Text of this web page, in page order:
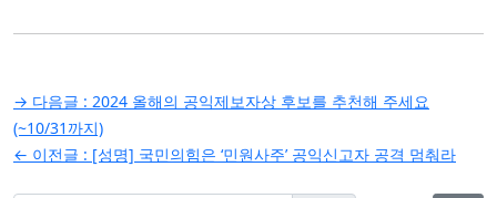
글
탐
색
→ 다음글 : 2024 올해의 공익제보자상 후보를 추천해 주세요
(~10/31까지)
← 이전글 : [성명] 국민의힘은 ‘민원사주’ 공익신고자 공격 멈춰라